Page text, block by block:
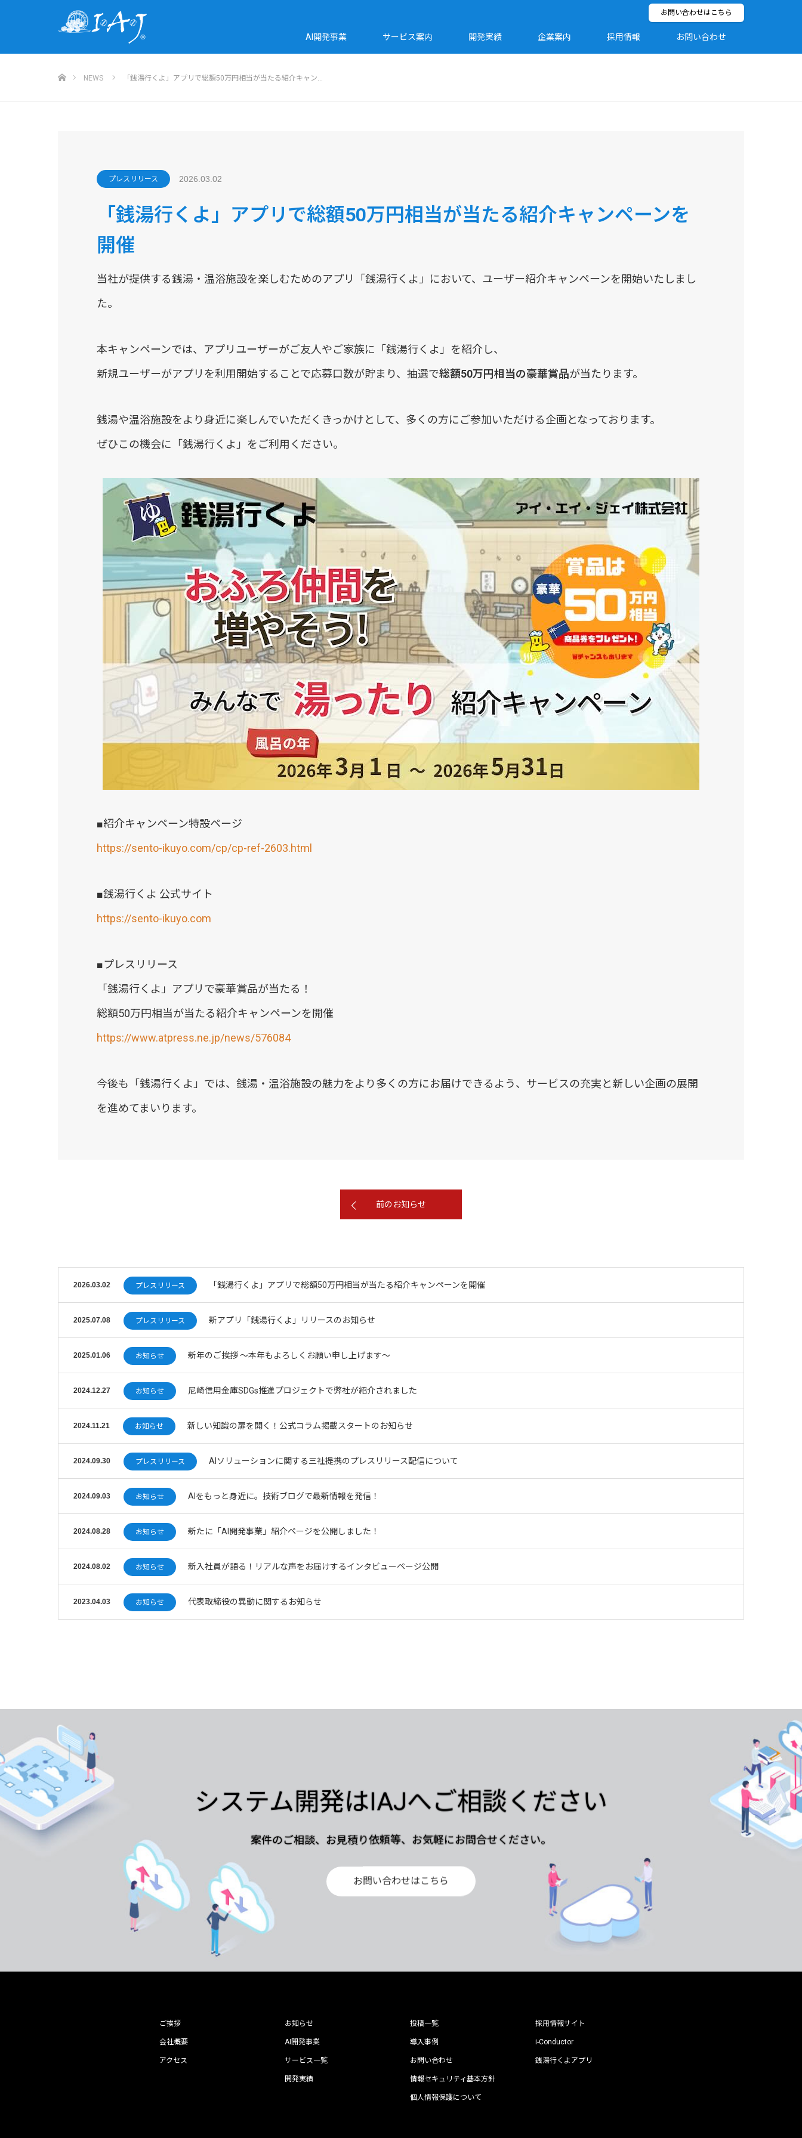
お問い合わせはこちら
AI開発事業 サービス案内 開発実績 企業案内 採用情報 お問い合わせ
NEWS 「銭湯行くよ」アプリで総額50万円相当が当たる紹介キャン…
プレスリリース 2026.03.02
「銭湯行くよ」アプリで総額50万円相当が当たる紹介キャンペーンを
開催
当社が提供する銭湯・温浴施設を楽しむためのアプリ「銭湯行くよ」において、ユーザー紹介キャンペーンを開始いたしまし
た。
本キャンペーンでは、アプリユーザーがご友人やご家族に「銭湯行くよ」を紹介し、
新規ユーザーがアプリを利用開始することで応募口数が貯まり、抽選で総額50万円相当の豪華賞品が当たります。
銭湯や温浴施設をより身近に楽しんでいただくきっかけとして、多くの方にご参加いただける企画となっております。
ぜひこの機会に「銭湯行くよ」をご利用ください。
■紹介キャンペーン特設ページ
https://sento-ikuyo.com/cp/cp-ref-2603.html
■銭湯行くよ 公式サイト
https://sento-ikuyo.com
■プレスリリース
「銭湯行くよ」アプリで豪華賞品が当たる！
総額50万円相当が当たる紹介キャンペーンを開催
https://www.atpress.ne.jp/news/576084
今後も「銭湯行くよ」では、銭湯・温浴施設の魅力をより多くの方にお届けできるよう、サービスの充実と新しい企画の展開
を進めてまいります。
前のお知らせ
2026.03.02 プレスリリース 「銭湯行くよ」アプリで総額50万円相当が当たる紹介キャンペーンを開催
2025.07.08 プレスリリース 新アプリ「銭湯行くよ」リリースのお知らせ
2025.01.06 お知らせ 新年のご挨拶 〜本年もよろしくお願い申し上げます〜
2024.12.27 お知らせ 尼崎信用金庫SDGs推進プロジェクトで弊社が紹介されました
2024.11.21 お知らせ 新しい知識の扉を開く！公式コラム掲載スタートのお知らせ
2024.09.30 プレスリリース AIソリューションに関する三社提携のプレスリリース配信について
2024.09.03 お知らせ AIをもっと身近に。技術ブログで最新情報を発信！
2024.08.28 お知らせ 新たに「AI開発事業」紹介ページを公開しました！
2024.08.02 お知らせ 新入社員が語る！リアルな声をお届けするインタビューページ公開
2023.04.03 お知らせ 代表取締役の異動に関するお知らせ
システム開発はIAJへご相談ください
案件のご相談、お見積り依頼等、お気軽にお問合せください。
お問い合わせはこちら
ご挨拶
会社概要
アクセス
お知らせ
AI開発事業
サービス一覧
開発実績
投稿一覧
導入事例
お問い合わせ
情報セキュリティ基本方針
個人情報保護について
採用情報サイト
i-Conductor
銭湯行くよアプリ